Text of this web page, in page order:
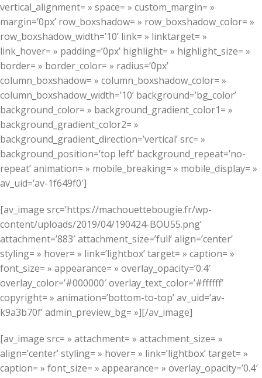
vertical_alignment= » space= » custom_margin= »
margin=’0px’ row_boxshadow= » row_boxshadow_color= »
row_boxshadow_width=’10’ link= » linktarget= »
link_hover= » padding=’0px’ highlight= » highlight_size= »
border= » border_color= » radius=’0px’
column_boxshadow= » column_boxshadow_color= »
column_boxshadow_width=’10’ background=’bg_color’
background_color= » background_gradient_color1= »
background_gradient_color2= »
background_gradient_direction=’vertical’ src= »
background_position=’top left’ background_repeat=’no-
repeat’ animation= » mobile_breaking= » mobile_display= »
av_uid=’av-1f649f0′]
[av_image src=’https://machouettebougie.fr/wp-
content/uploads/2019/04/190424-BOU55.png’
attachment=’883′ attachment_size=’full’ align=’center’
styling= » hover= » link=’lightbox’ target= » caption= »
font_size= » appearance= » overlay_opacity=’0.4′
overlay_color=’#000000′ overlay_text_color=’#ffffff’
copyright= » animation=’bottom-to-top’ av_uid=’av-
k9a3b70f’ admin_preview_bg= »][/av_image]
[av_image src= » attachment= » attachment_size= »
align=’center’ styling= » hover= » link=’lightbox’ target= »
caption= » font_size= » appearance= » overlay_opacity=’0.4′